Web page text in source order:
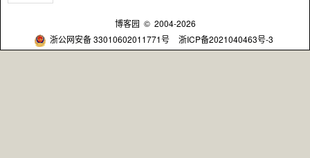
博客园 © 2004-2026
浙公网安备 33010602011771号
浙ICP备2021040463号-3